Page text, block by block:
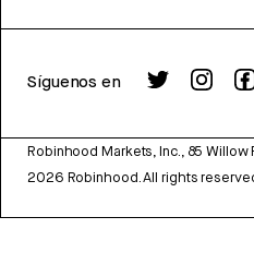
Síguenos en
Robinhood Markets, Inc., 85 Willow
2026 Robinhood. All rights